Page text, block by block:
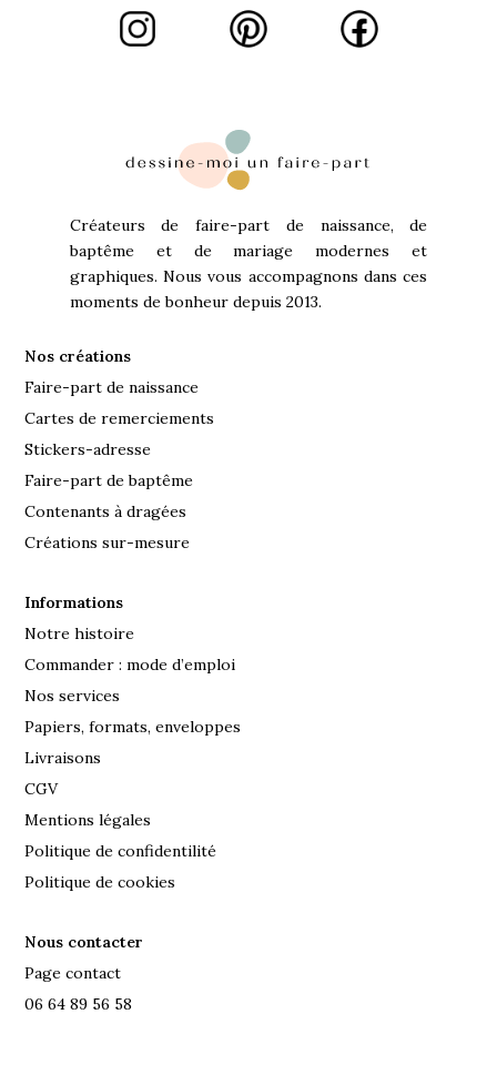
Créateurs de faire-part de naissance, de
baptême et de mariage modernes et
graphiques. Nous vous accompagnons dans ces
moments de bonheur depuis 2013.
Nos créations
Faire-part de naissance
Cartes de remerciements
Stickers-adresse
Faire-part de baptême
Contenants à dragées
Créations sur-mesure
Informations
Notre histoire
Commander : mode d’emploi
Nos services
Papiers, formats, enveloppes
Livraisons
CGV
Mentions légales
Politique de confidentilité
Politique de cookies
Nous contacter
Page contact
06 64 89 56 58